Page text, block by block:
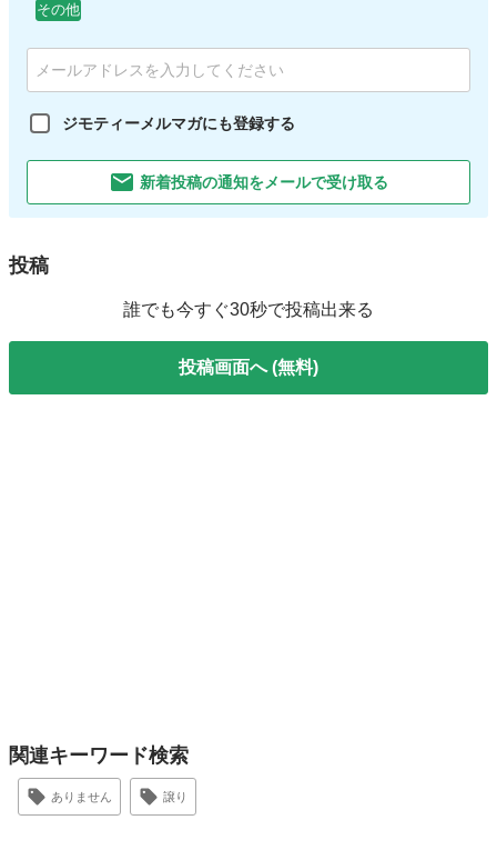
その他
ジモティーメルマガにも登録する
新着投稿の通知をメールで受け取る
投稿
誰でも今すぐ30秒で投稿出来る
投稿画面へ (無料)
関連キーワード検索
ありません 譲り